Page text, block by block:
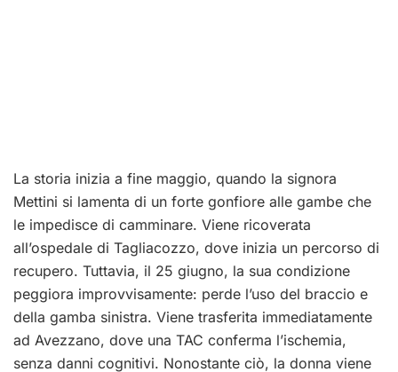
La storia inizia a fine maggio, quando la signora
Mettini si lamenta di un forte gonfiore alle gambe che
le impedisce di camminare. Viene ricoverata
all’ospedale di Tagliacozzo, dove inizia un percorso di
recupero. Tuttavia, il 25 giugno, la sua condizione
peggiora improvvisamente: perde l’uso del braccio e
della gamba sinistra. Viene trasferita immediatamente
ad Avezzano, dove una TAC conferma l’ischemia,
senza danni cognitivi. Nonostante ciò, la donna viene